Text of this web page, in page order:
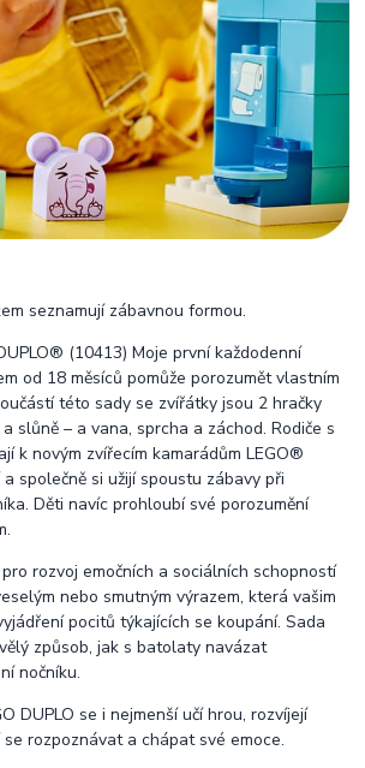
seznamují zábavnou formou.
(10413) Moje první každodenní
od 18 měsíců pomůže porozumět vlastním
této sady se zvířátky jsou 2 hračky
slůně – a vana, sprcha a záchod. Rodiče s
k novým zvířecím kamarádům LEGO®
společně si užijí spoustu zábavy při
Děti navíc prohloubí své porozumění
rozvoj emočních a sociálních schopností
nebo smutným výrazem, která vašim
pocitů týkajících se koupání. Sada
způsob, jak s batolaty navázat
nočníku.
DUPLO se i nejmenší učí hrou, rozvíjejí
se rozpoznávat a chápat své emoce.